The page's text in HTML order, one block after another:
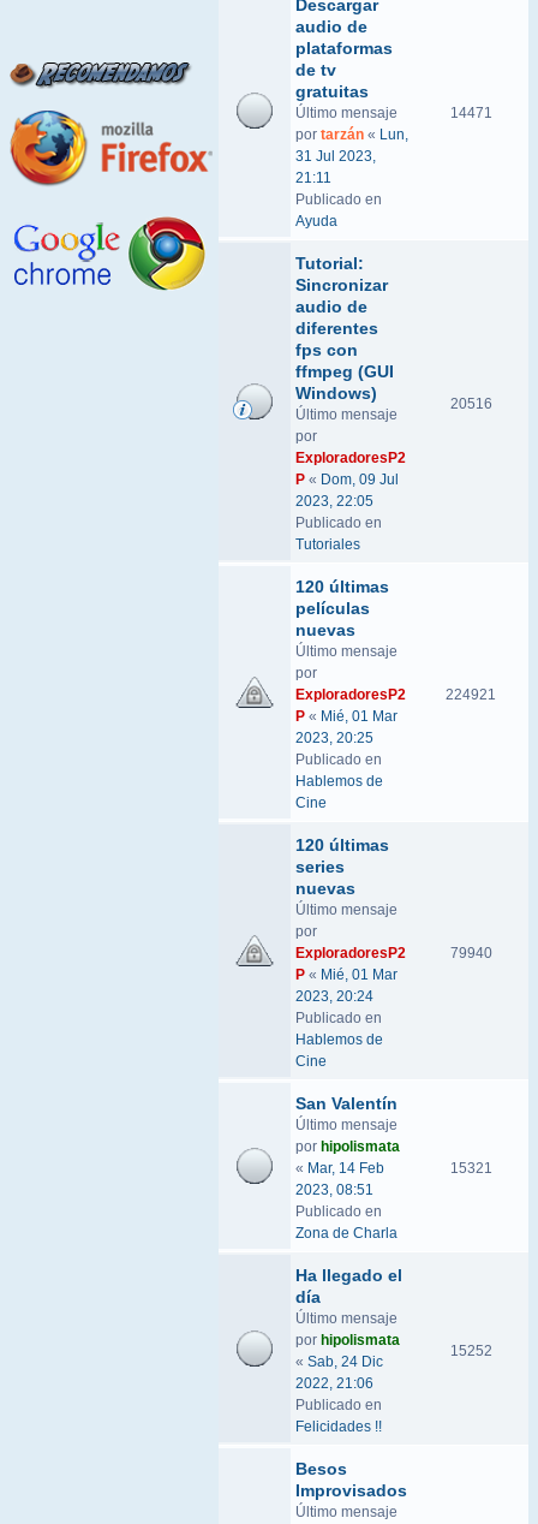
Descargar
audio de
plataformas
de tv
gratuitas
Último mensaje
por tarzán « Lun,
31 Jul 2023,
21:11
Publicado en
Ayuda
14471
Tutorial:
Sincronizar
audio de
diferentes
fps con
ffmpeg (GUI
Windows)
Último mensaje
por
ExploradoresP2
P « Dom, 09 Jul
2023, 22:05
Publicado en
Tutoriales
20516
120 últimas
películas
nuevas
Último mensaje
por
ExploradoresP2
P « Mié, 01 Mar
2023, 20:25
Publicado en
Hablemos de
Cine
224921
120 últimas
series
nuevas
Último mensaje
por
ExploradoresP2
P « Mié, 01 Mar
2023, 20:24
Publicado en
Hablemos de
Cine
79940
San Valentín
Último mensaje
por hipolismata
« Mar, 14 Feb
2023, 08:51
Publicado en
Zona de Charla
15321
Ha llegado el
día
Último mensaje
por hipolismata
« Sab, 24 Dic
2022, 21:06
Publicado en
Felicidades !!
15252
Besos
Improvisados
Último mensaje